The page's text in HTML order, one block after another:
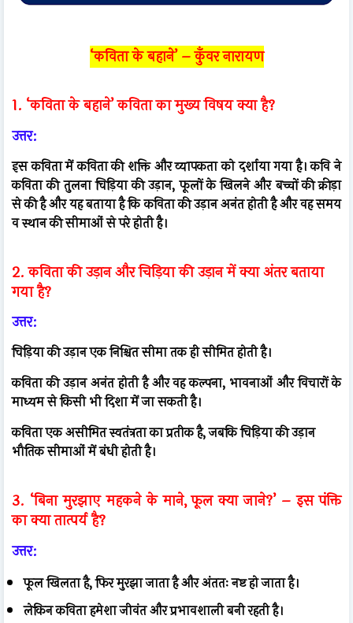
‘कविता के बहाने’ – कुँवर नारायण
1. ‘कविता के बहाने’ कविता का मुख्य विषय क्या है?
उत्तर:
इस कविता में कविता की शक्ति और व्यापकता को दर्शाया गया है। कवि ने
कविता की तुलना चिड़िया की उड़ान, फूलों के खिलने और बच्चों की क्रीड़ा
से की है और यह बताया है कि कविता की उड़ान अनंत होती है और वह समय
व स्थान की सीमाओं से परे होती है।
2. कविता की उड़ान और चिड़िया की उड़ान में क्या अंतर बताया
गया है?
उत्तर:
चिड़िया की उड़ान एक निश्चित सीमा तक ही सीमित होती है।
कविता की उड़ान अनंत होती है और वह कल्पना, भावनाओं और विचारों के
माध्यम से किसी भी दिशा में जा सकती है।
कविता एक असीमित स्वतंत्रता का प्रतीक है, जबकि चिड़िया की उड़ान
भौतिक सीमाओं में बंधी होती है।
3. ‘बिना मुरझाए महकने के माने, फूल क्या जाने?’ – इस पंक्ति
का क्या तात्पर्य है?
उत्तर:
फूल खिलता है, फिर मुरझा जाता है और अंततः नष्ट हो जाता है।
लेकिन कविता हमेशा जीवंत और प्रभावशाली बनी रहती है।